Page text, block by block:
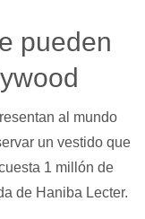
pueden
al mundo
un vestido que
1 millón de
de Haniba Lecter.